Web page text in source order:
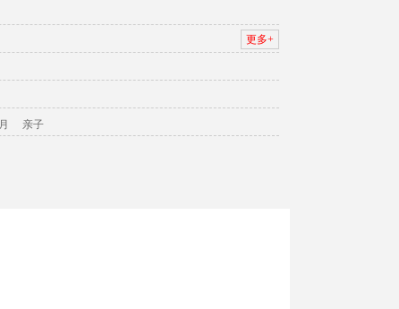
更多+
亲子